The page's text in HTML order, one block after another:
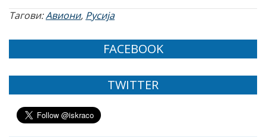
Тагови:Авиони, Русија
FACEBOOK
TWITTER